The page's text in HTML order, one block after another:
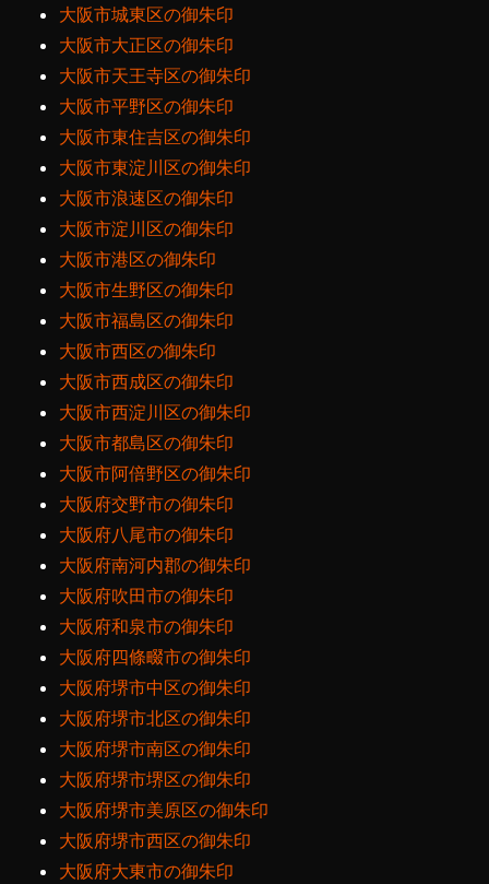
大阪市城東区の御朱印
大阪市大正区の御朱印
大阪市天王寺区の御朱印
大阪市平野区の御朱印
大阪市東住吉区の御朱印
大阪市東淀川区の御朱印
大阪市浪速区の御朱印
大阪市淀川区の御朱印
大阪市港区の御朱印
大阪市生野区の御朱印
大阪市福島区の御朱印
大阪市西区の御朱印
大阪市西成区の御朱印
大阪市西淀川区の御朱印
大阪市都島区の御朱印
大阪市阿倍野区の御朱印
大阪府交野市の御朱印
大阪府八尾市の御朱印
大阪府南河内郡の御朱印
大阪府吹田市の御朱印
大阪府和泉市の御朱印
大阪府四條畷市の御朱印
大阪府堺市中区の御朱印
大阪府堺市北区の御朱印
大阪府堺市南区の御朱印
大阪府堺市堺区の御朱印
大阪府堺市美原区の御朱印
大阪府堺市西区の御朱印
大阪府大東市の御朱印